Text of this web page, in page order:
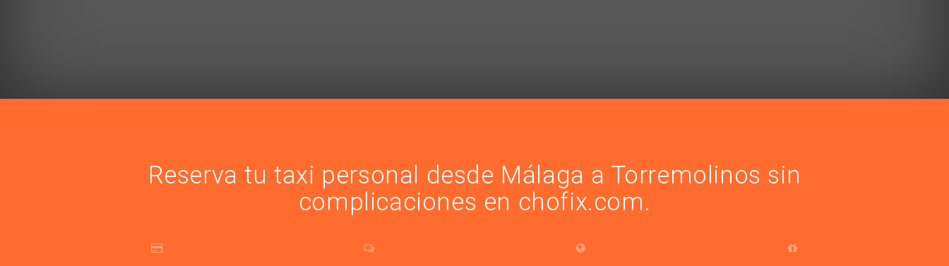
Reserva tu taxi personal desde Málaga a Torremolinos sin
complicaciones en chofix.com.